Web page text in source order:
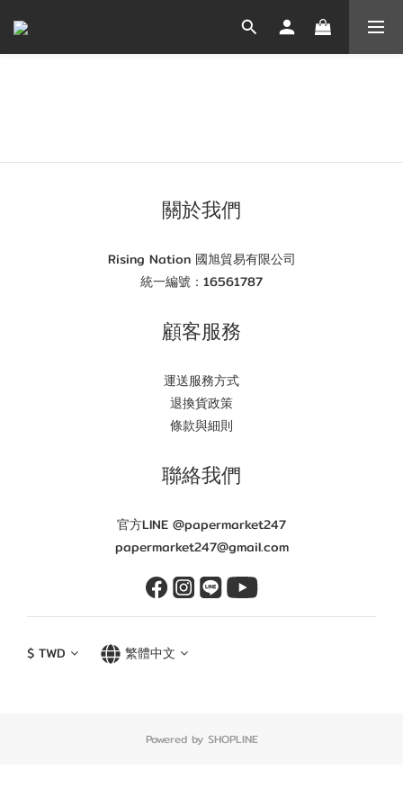
關於我們
Rising Nation 國旭貿易有限公司
統一編號：16561787
顧客服務
運送服務方式
退換貨政策
條款與細則
聯絡我們
官方LINE @papermarket247
papermarket247@gmail.com
$ TWD 繁體中文
Powered by SHOPLINE